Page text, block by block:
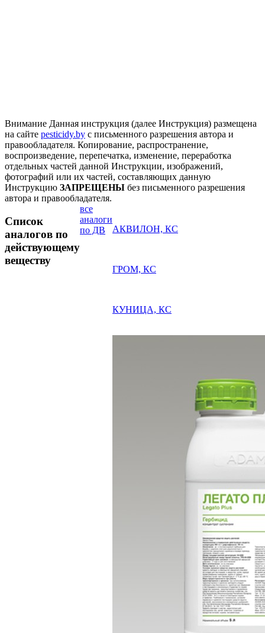
Внимание Данная инструкция (далее Инструкция) размещена
на сайте pesticidy.by с письменного разрешения автора и
правообладателя. Копирование, распространение,
воспроизведение, перепечатка, изменение, переработка
отдельных частей данной Инструкции, изображений,
фотографий или их частей, составляющих данную
Инструкцию ЗАПРЕЩЕНЫ без письменного разрешения
автора и правообладателя.
Список
аналогов по
действующему
веществу
все
аналоги
по ДВ
АКВИЛОН, КС
ГРОМ, КС
КУНИЦА, КС